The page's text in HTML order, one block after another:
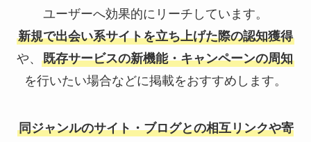
ユーザーへ効果的にリーチしています。
新規で出会い系サイトを立ち上げた際の認知獲得
や、 既存サービスの新機能・キャンペーンの周知
を行いたい場合などに掲載をおすすめします。
同ジャンルのサイト・ブログとの相互リンクや寄